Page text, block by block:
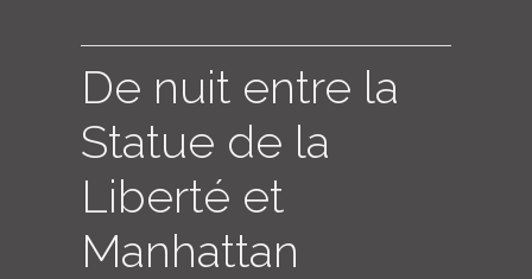
LOGIN
De nuit entre la
Statue de la
Liberté et
Manhattan